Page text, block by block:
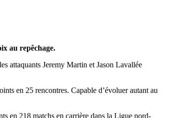
au repêchage.
attaquants Jeremy Martin et Jason Lavallée
en 25 rencontres. Capable d’évoluer autant au
en 218 matchs en carrière dans la Ligue nord-